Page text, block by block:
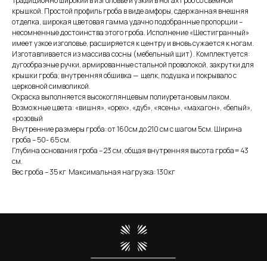
крышкой. Простой профиль гроба в виде амфоры, сдержанная внешняя
отделка, широкая цветовая гамма удачно подобранные пропорции –
несомненные достоинства этого гроба. Исполнение «Шестигранный»
имеет узкое изголовье, расширяется к центру и вновь сужается к ногам.
Изготавливается из массива сосны (мебельный щит). Комплектуется:
дугообразные ручки, армированные стальной проволокой, закрутки для
крышки гроба; внутренняя обшивка — щелк, подушка и покрывало с
церковной символикой.
Окраска выполняется высокоглянцевым полиуретановым лаком.
Возможные цвета: «вишня», «орех», «дуб», «ясень», «махагон», «белый»,
«розовый
Внутренние размеры гроба: от 160см до 210 см с шагом 5см. Ширина
гроба – 50- 65 см.
Глубина основания гроба – 23 см, общая внутренняя высота гроба= 43
см.
Вес гроба – 35 кг Максимальная нагрузка: 130кг